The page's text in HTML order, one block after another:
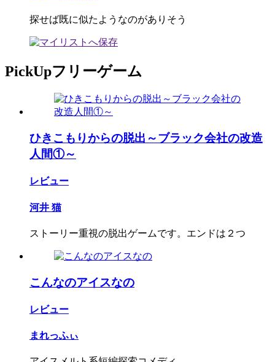
探せば既に似たようなのがありそう
PickUpフリーゲーム
ひきこもりからの脱出～ブラック会社の改造
人間①～
レビュー
河井 猫
ストーリー重視の脱出ゲームです。エンドは２つ
こんなのアイスなの
レビュー
まれっふぃ